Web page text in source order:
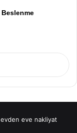
Beslenme
evden eve nakliyat